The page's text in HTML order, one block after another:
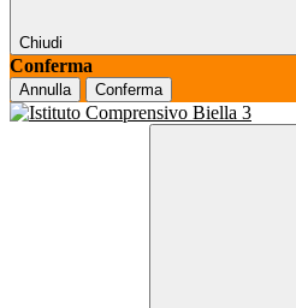
Chiudi
Conferma
Annulla Conferma